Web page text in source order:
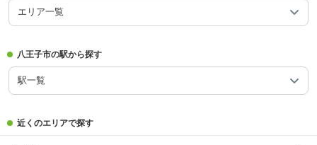
エリア一覧
八王子市の駅から探す
駅一覧
近くのエリアで探す